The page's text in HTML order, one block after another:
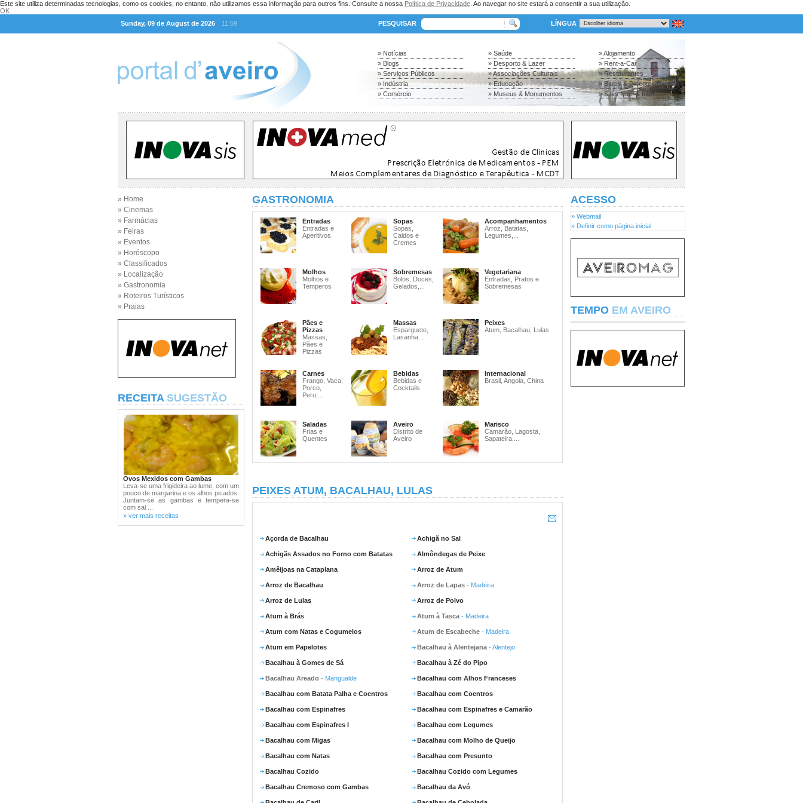
Este site utiliza determinadas tecnologias, como os cookies, no entanto, não utilizamos essa informação para outros fins. Consulte a nossa Política de Privacidade . Ao navegar no site estará a consentir a sua utilização.
OK
Sunday, 09 de August de 2026
11:59 PESQUISAR LÍNGUA
» Notícias
» Blogs
» Serviços Públicos
» Indústria
» Comércio
» Saúde
» Desporto & Lazer
» Associações Culturais
» Educação
» Museus & Monumentos
» Alojamento
» Rent-a-Car
» Restaurantes
» Bares & Discotecas
» Sites Nac. & Inter.
» Home
» Cinemas
» Farmácias
» Feiras
» Eventos
» Horóscopo
» Classificados
» Localização
» Gastronomia
» Roteiros Turísticos
» Praias
RECEITA SUGESTÃO
Ovos Mexidos com Gambas
Leva-se uma frigideira ao lume, com um
pouco de margarina e os alhos picados.
Juntam-se as gambas e tempera-se
com sal ...
» ver mais receitas
GASTRONOMIA
Entradas
Entradas e
Aperitivos
Sopas
Sopas,
Caldos e
Cremes
Acompanhamentos
Arroz, Batatas,
Legumes,...
Molhos
Molhos e
Temperos
Sobremesas
Bolos, Doces,
Gelados,...
Vegetariana
Entradas, Pratos e
Sobremesas
Pães e
Pizzas
Massas,
Pães e
Pizzas
Massas
Esparguete,
Lasanha...
Peixes
Atum, Bacalhau, Lulas
Carnes
Frango, Vaca,
Porco,
Peru,...
Bebidas
Bebidas e
Cocktails
Internacional
Brasil, Angola, China
Saladas
Frias e
Quentes
Aveiro
Distrito de
Aveiro
Marisco
Camarão, Lagosta,
Sapateira,...
PEIXES ATUM, BACALHAU, LULAS
Açorda de Bacalhau Achigã no Sal
Achigãs Assados no Forno com Batatas Almôndegas de Peixe
Amêijoas na Cataplana Arroz de Atum
Arroz de Bacalhau Arroz de Lapas - Madeira
Arroz de Lulas Arroz de Polvo
Atum à Brás Atum à Tasca - Madeira
Atum com Natas e Cogumelos Atum de Escabeche - Madeira
Atum em Papelotes Bacalhau à Alentejana - Alentejo
Bacalhau à Gomes de Sá Bacalhau à Zé do Pipo
Bacalhau Areado - Mangualde Bacalhau com Alhos Franceses
Bacalhau com Batata Palha e Coentros Bacalhau com Coentros
Bacalhau com Espinafres Bacalhau com Espinafres e Camarão
Bacalhau com Espinafres I Bacalhau com Legumes
Bacalhau com Migas Bacalhau com Molho de Queijo
Bacalhau com Natas Bacalhau com Presunto
Bacalhau Cozido Bacalhau Cozido com Legumes
Bacalhau Cremoso com Gambas Bacalhau da Avó
ACESSO
» Webmail
» Definir como página inicial
TEMPO EM AVEIRO